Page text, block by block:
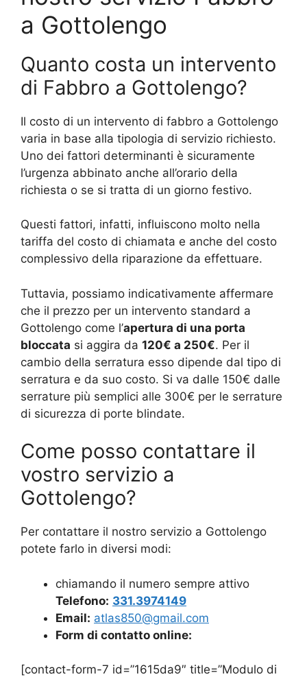
a Gottolengo
Quanto costa un intervento
di Fabbro a Gottolengo?
Il costo di un intervento di fabbro a Gottolengo
varia in base alla tipologia di servizio richiesto.
Uno dei fattori determinanti è sicuramente
l’urgenza abbinato anche all’orario della
richiesta o se si tratta di un giorno festivo.
Questi fattori, infatti, influiscono molto nella
tariffa del costo di chiamata e anche del costo
complessivo della riparazione da effettuare.
Tuttavia, possiamo indicativamente affermare
che il prezzo per un intervento standard a
Gottolengo come l’apertura di una porta
bloccata si aggira da 120€ a 250€. Per il
cambio della serratura esso dipende dal tipo di
serratura e da suo costo. Si va dalle 150€ dalle
serrature più semplici alle 300€ per le serrature
di sicurezza di porte blindate.
Come posso contattare il
vostro servizio a
Gottolengo?
Per contattare il nostro servizio a Gottolengo
potete farlo in diversi modi:
chiamando il numero sempre attivo
Telefono: 331.3974149
Email: atlas850@gmail.com
Form di contatto online:
[contact-form-7 id=”1615da9″ title=”Modulo di